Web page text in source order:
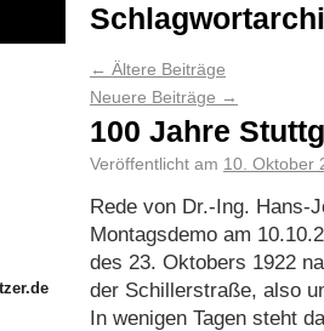
← Ältere Beiträge
Neuere Beiträge →
100 Jahre
Veröffentlicht am 10. Oktober
Rede von Dr.-Ing. Hans-
Montagsdemo am
des 23. Oktobers 1922
der Schillerstraße, also
In wenigen Tagen steht